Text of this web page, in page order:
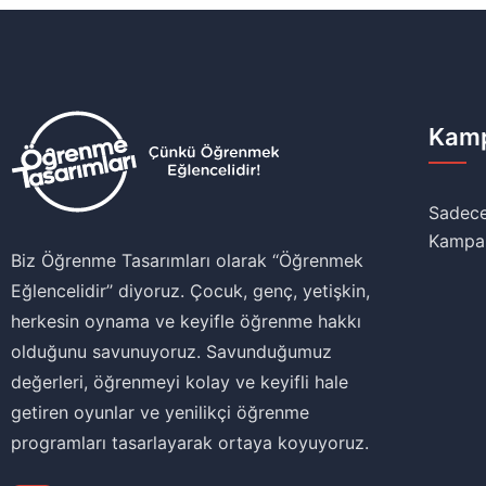
Biz Öğrenme Tasarımları olarak ‘‘Öğrenmek
Eğlencelidir’’ diyoruz. Çocuk, genç, yetişkin,
herkesin oynama ve keyifle öğrenme hakkı
olduğunu savunuyoruz. Savunduğumuz
değerleri, öğrenmeyi kolay ve keyifli hale
getiren oyunlar ve yenilikçi öğrenme
programları tasarlayarak ortaya koyuyoruz.